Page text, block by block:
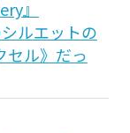
』
ルエットの
ル》だっ